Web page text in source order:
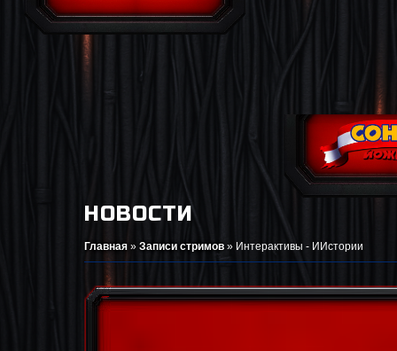
НОВОСТИ
Главная » Записи стримов » Интерактивы - ИИстории